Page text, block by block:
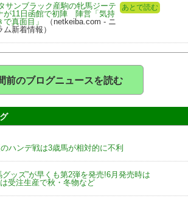
サンブラック産駒の牝馬ジーテ
が11日函館で初陣 陣営「気持
真面目」
（netkeiba.com - ニ
新着情報）
あとで読む
前のブログニュースを読む
のハンデ戦は3歳馬が相対的に不利
グッズ”が早くも第2弾を発売!6月発売時は
受注生産で秋・冬物など